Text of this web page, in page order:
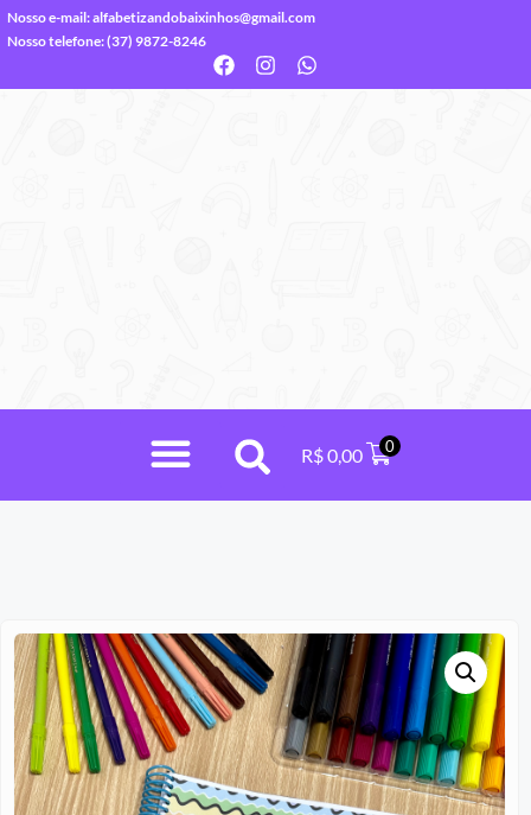
Nosso e-mail:alfabetizandobaixinhos@gmail.com
Nosso telefone: (37) 9872-8246
R$0,00 0